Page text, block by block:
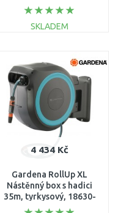
SKLADEM
Porovnat
4 434 Kč
Gardena RollUp XL
Nástěnný box s hadici
35m, tyrkysový, 18630-
20